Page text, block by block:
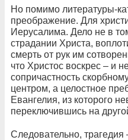
Но помимо литературы-
преображение. Для
Иерусалима. Дело не в
страдании Христа,
смерть от рук им
что Христос воскрес – и
сопричастность
центром, а целостное
Евангелия, из которого
переключившись на
Следовательно,